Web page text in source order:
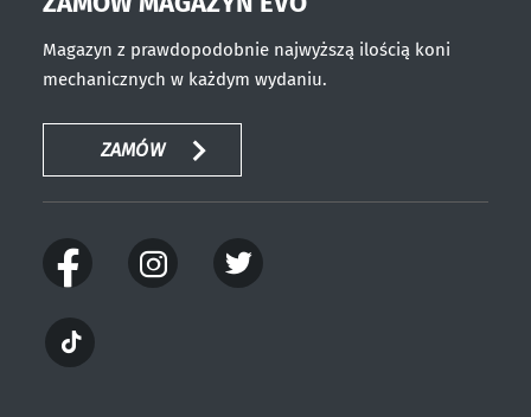
Magazyn z prawdopodobnie najwyższą ilością koni
mechanicznych w każdym wydaniu.
ZAMÓW